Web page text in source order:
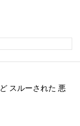
スルーされた 悪